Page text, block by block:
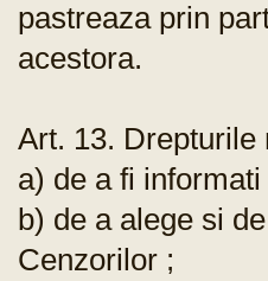
pastreaza prin
acestora.
Art. 13. Drepturile
a) de a fi
b) de a alege si
Cenzorilor ;